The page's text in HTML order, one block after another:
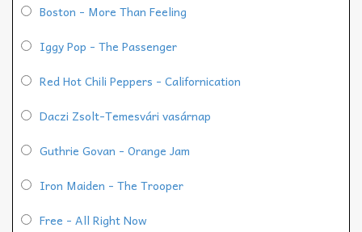
Boston - More Than Feeling
Iggy Pop - The Passenger
Red Hot Chili Peppers - Californication
Daczi Zsolt-Temesvári vasárnap
Guthrie Govan - Orange Jam
Iron Maiden - The Trooper
Free - All Right Now